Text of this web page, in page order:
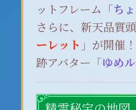
ットフレーム「ち
さらに、新天品質
ーレット 」が開催
跡アバター「ゆめ